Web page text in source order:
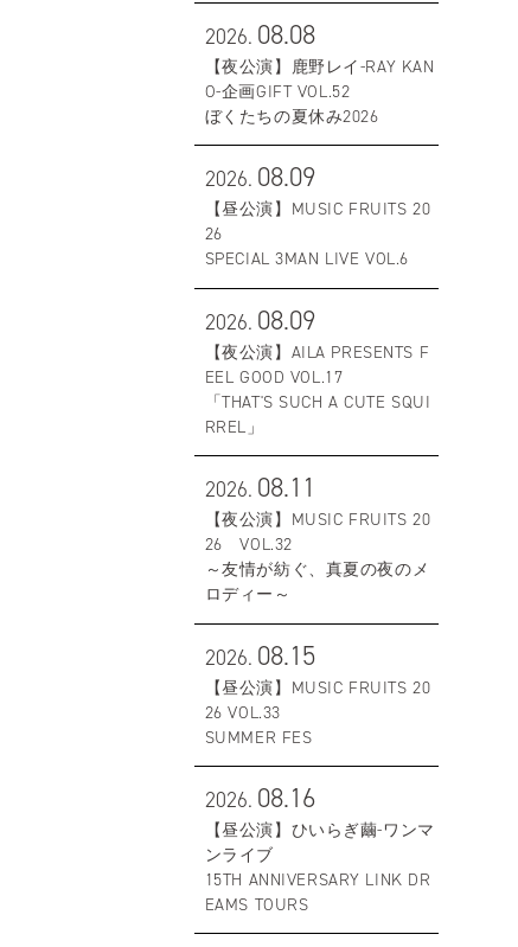
2026. 08.08
【夜公演】鹿野レイ-RAY KAN
O-企画GIFT VOL.52
ぼくたちの夏休み2026
2026. 08.09
【昼公演】MUSIC FRUITS 20
26
SPECIAL 3MAN LIVE VOL.6
2026. 08.09
【夜公演】AILA PRESENTS F
EEL GOOD VOL.17
「THAT'S SUCH A CUTE SQUI
RREL」
2026. 08.11
【夜公演】MUSIC FRUITS 20
26 VOL.32
～友情が紡ぐ、真夏の夜のメ
ロディー～
2026. 08.15
【昼公演】MUSIC FRUITS 20
26 VOL.33
SUMMER FES
2026. 08.16
【昼公演】ひいらぎ繭-ワンマ
ンライブ
15TH ANNIVERSARY LINK DR
EAMS TOURS